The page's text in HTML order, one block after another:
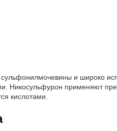
и широко
Никосульфурон применяют
кислотами.